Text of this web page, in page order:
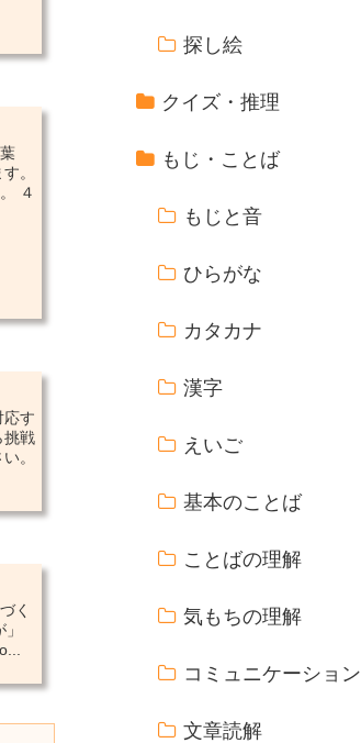
。
４
応す
挑戦
。
く
探し絵
クイズ・推理
もじ・ことば
もじと音
ひらがな
カタカナ
漢字
えいご
基本のことば
ことばの理解
気もちの理解
コミュニケーション
文章読解